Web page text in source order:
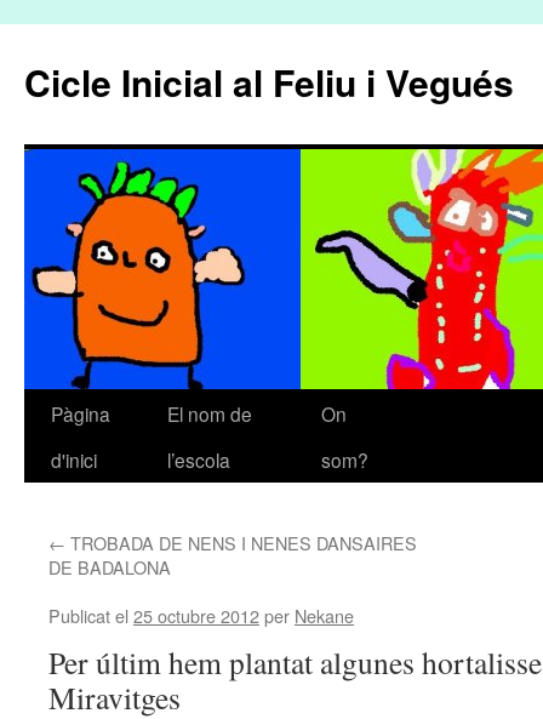
Cicle Inicial al Feliu i Vegués
Vés
Pàgina
d'inici
El nom de
l’escola
On
som?
← TROBADA DE NENS I NENES DANSAIRES
DE BADALONA
Publicat el 25 octubre 2012per Nekane
Per últim hem plantat algunes
Miravitges